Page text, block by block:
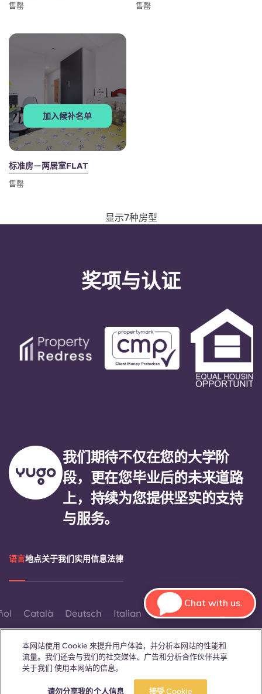
售罄 售罄
加入候补名单
标准房－两居室FLAT
售罄
显示7种房型
奖项与认证
我们期待不仅在您的大学阶
段，更在您毕业后的未来道路
上，持续为您提供坚实的支持
与服务。
语言地点关于我们实用信息法律
Català Deutsch Italian French Portuguese
本网站使用 Cookie 来提升用户体验，并分析本网站的性能和
流量。我们还会与我们的社交媒体、广告和分析合作伙伴共享
关于我们 使用本网站的信息。
请勿分享我的个人信息 接受 Cookie
Chat with us.